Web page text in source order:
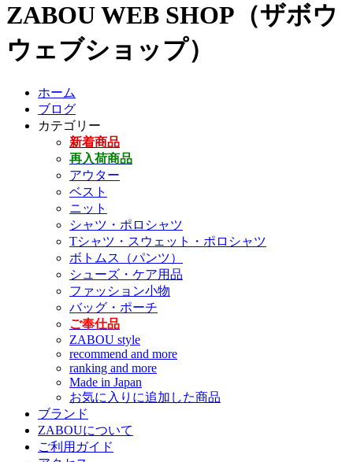
ZABOU WEB SHOP（ザボウ
ウェブショップ）
ホーム
ブログ
カテゴリー
新着商品
再入荷商品
アウター
ベスト
ニット
シャツ・ポロシャツ
Tシャツ・スウェット・ポロシャツ
ボトムス（パンツ）
シューズ・ケア用品
ファッション小物
バッグ・ポーチ
ご奉仕品
ZABOU style
recommend and more
ranking and more
Made in Japan
お気に入りに追加した商品
ブランド
ZABOUについて
ご利用ガイド